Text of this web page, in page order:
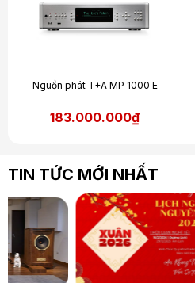
Nguồn phát T+A MP 1000 E
183.000.000₫
TIN TỨC MỚI NHẤT